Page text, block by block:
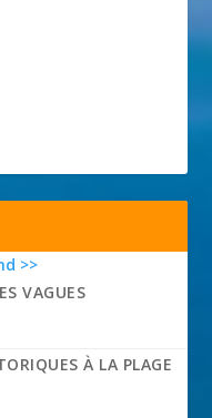
>>
VAGUES
À LA PLAGE